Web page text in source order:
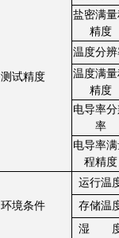
测试精度
盐密满
精度
温度分
温度满
精度
电导率
率
电导率
程精度
环境条件
运行温
存储温
湿